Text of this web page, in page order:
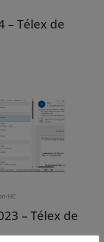
– Télex de
HC
– Télex de